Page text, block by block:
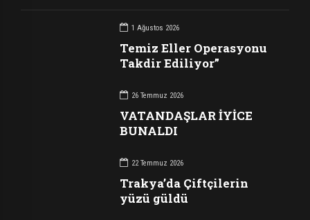
1 Ağustos 2026
Temiz Eller Operasyonu
Takdir Ediliyor”
26 Temmuz 2026
VATANDAŞLAR İYİCE
BUNALDI
22 Temmuz 2026
Trakya’da Çiftçilerin
yüzü güldü